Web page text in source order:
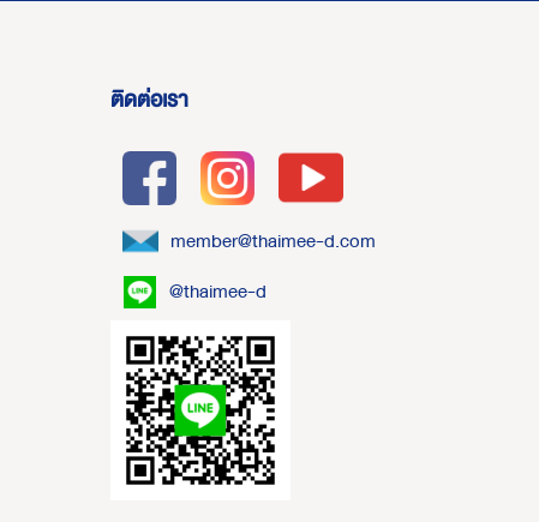
ติดต่อเรา
member@thaimee-d.com
@thaimee-d